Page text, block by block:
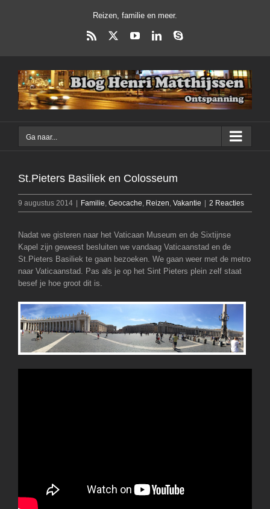
Reizen, familie en meer.
Rss YouTubeLinkedInSkype
Ga naar...
St.Pieters Basiliek en Colosseum
9 augustus 2014 | Familie, Geocache, Reizen, Vakantie | 2 Reacties
Nadat we gisteren naar het Vaticaan Museum en de Sixtijnse
Kapel zijn geweest besluiten we vandaag Vaticaanstad en de
St.Pieters Basiliek te gaan bezoeken. We gaan weer met de metro
naar Vaticaanstad. Pas als je op het Sint Pieters plein zelf staat
besef je hoe groot dit is.